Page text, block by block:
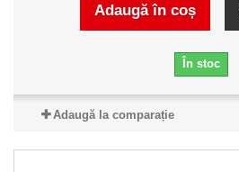
Adaugă în coș
În stoc
Adaugă la comparație